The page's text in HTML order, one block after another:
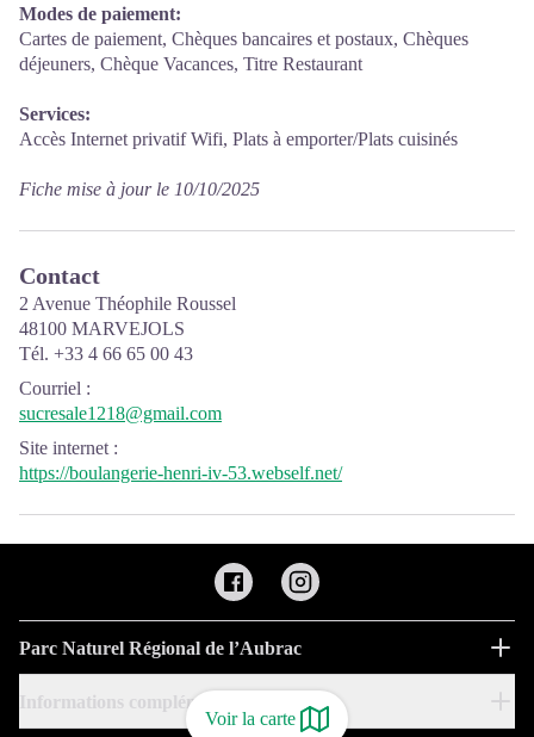
Voir la carte
Modes de paiement:
Cartes de paiement, Chèques bancaires et postaux, Chèques
déjeuners, Chèque Vacances, Titre Restaurant
Services:
Accès Internet privatif Wifi, Plats à emporter/Plats cuisinés
Fiche mise à jour le 10/10/2025
Contact
2 Avenue Théophile Roussel
48100 MARVEJOLS
Tél. +33 4 66 65 00 43
Courriel :
sucresale1218@gmail.com
Site internet :
https://boulangerie-henri-iv-53.webself.net/
Parc Naturel Régional de l’Aubrac
Informations complémentaires